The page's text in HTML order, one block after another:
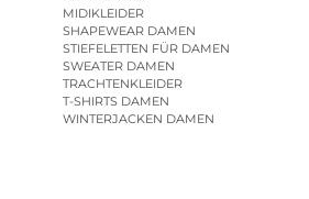
MIDIKLEIDER
SHAPEWEAR DAMEN
STIEFELETTEN FÜR DAMEN
SWEATER DAMEN
TRACHTENKLEIDER
T-SHIRTS DAMEN
WINTERJACKEN DAMEN